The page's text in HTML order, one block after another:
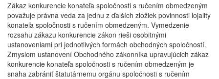
Zákaz konkurencie konateľa spoločnosti s ručením obmedzeným
považuje právna veda za jednu z ďalších zložiek povinnosti lojality
konateľa spoločnosti s ručením obmedzeným. Vymedzenie
rozsahu zákazu konkurencie zákon rieši osobitnými
ustanoveniami pri jednotlivých formách obchodných spoločností.
Zmyslom ustanovení Obchodného zákonníka upravujúcich zákaz
konkurencie konateľa spoločnosti s ručením obmedzeným je
snaha zabrániť štatutárnemu orgánu spoločnosti s ručením